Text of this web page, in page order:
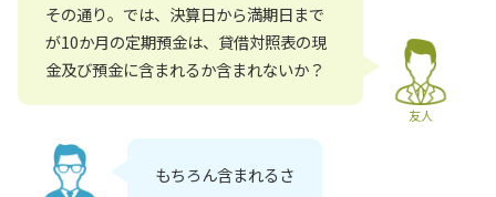
その通り。では、決算日から満期日まで
が10か月の定期預金は、貸借対照表の現
金及び預金に含まれるか含まれないか？
友人
もちろん含まれるさ